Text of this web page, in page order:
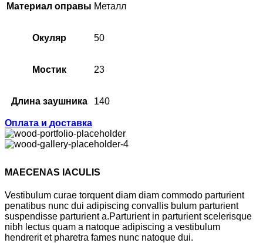
Материал оправы Металл
Окуляр 50
Мостик 23
Длина заушника 140
Оплата и доставка
MAECENAS IACULIS
Vestibulum curae torquent diam diam commodo parturient
penatibus nunc dui adipiscing convallis bulum parturient
suspendisse parturient a.Parturient in parturient scelerisque
nibh lectus quam a natoque adipiscing a vestibulum
hendrerit et pharetra fames nunc natoque dui.